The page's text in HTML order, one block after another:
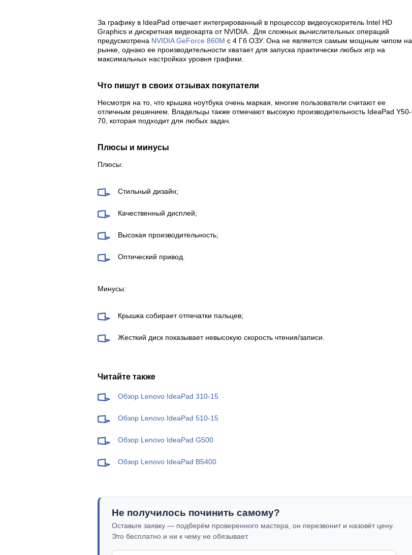
За графику в IdeaPad отвечает интегрированный в процессор видеоускоритель Intel HD
Graphics и дискретная видеокарта от NVIDIA. Для сложных вычислительных операций
предусмотрена NVIDIA GeForce 860M с 4 Гб ОЗУ. Она не является самым мощным чипом на
рынке, однако ее производительности хватает для запуска практически любых игр на
максимальных настройках уровня графики.
Что пишут в своих отзывах покупатели
Несмотря на то, что крышка ноутбука очень маркая, многие пользователи считают ее
отличным решением. Владельцы также отмечают высокую производительность IdeaPad Y50-
70, которая подходит для любых задач.
Плюсы и минусы
Плюсы:
Стильный дизайн;
Качественный дисплей;
Высокая производительность;
Оптический привод.
Минусы:
Крышка собирает отпечатки пальцев;
Жесткий диск показывает невысокую скорость чтения/записи.
Читайте также
Обзор Lenovo IdeaPad 310-15
Обзор Lenovo IdeaPad 510-15
Обзор Lenovo IdeaPad G500
Обзор Lenovo IdeaPad B5400
Не получилось починить самому?
Оставьте заявку — подберём проверенного мастера, он перезвонит и назовёт цену.
Это бесплатно и ни к чему не обязывает.